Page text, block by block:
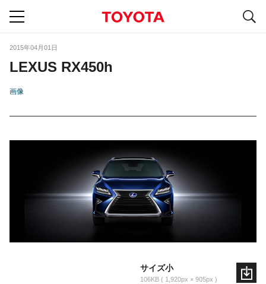
2015年04月01日
LEXUS RX450h
画像
サイズ小
106KB 1,920px × 905px